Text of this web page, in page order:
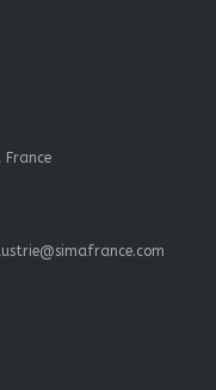
France